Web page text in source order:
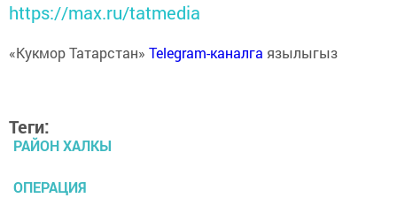
https://max.ru/tatmedia
«Кукмор Татарстан» Telegram-каналга язылыгыз
Теги:
РАЙОН ХАЛКЫ
ОПЕРАЦИЯ